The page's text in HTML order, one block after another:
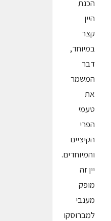
הכנת
היין
קצר
במיוחד,
דבר
המשמר
את
טעמי
הפרי
הקיציים
והמיוחדים.
יין זה
מופק
מענבי
למברוסקו